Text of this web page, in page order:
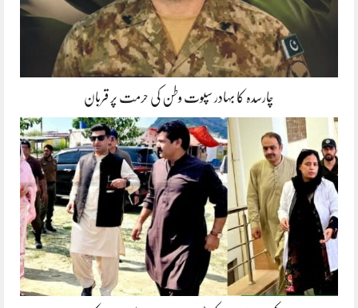
چارسدہ کا بہادر سپوت وطن کی حرمت پر قربان